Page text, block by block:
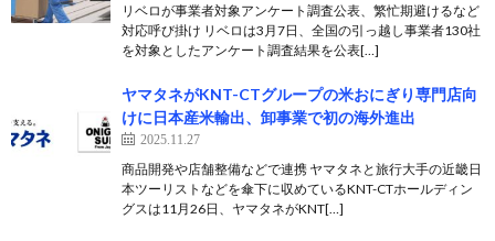
リベロが事業者対象アンケート調査公表、繁忙期避けるなど
対応呼び掛け リベロは3月7日、全国の引っ越し事業者130社
を対象としたアンケート調査結果を公表[…]
ヤマタネがKNT-CTグループの米おにぎり専門店向
けに日本産米輸出、卸事業で初の海外進出
2025.11.27
商品開発や店舗整備などで連携 ヤマタネと旅行大手の近畿日
本ツーリストなどを傘下に収めているKNT-CTホールディン
グスは11月26日、ヤマタネがKNT[…]